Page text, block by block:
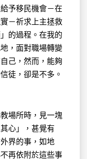
予移民機會－在
－祈求上主拯救
的過程。在我的
，面對職場轉變
己，然而，能夠
徒，卻是不多。
場所時，見一塊
心」，甚覺有
界的事，如地
再依附於這些事